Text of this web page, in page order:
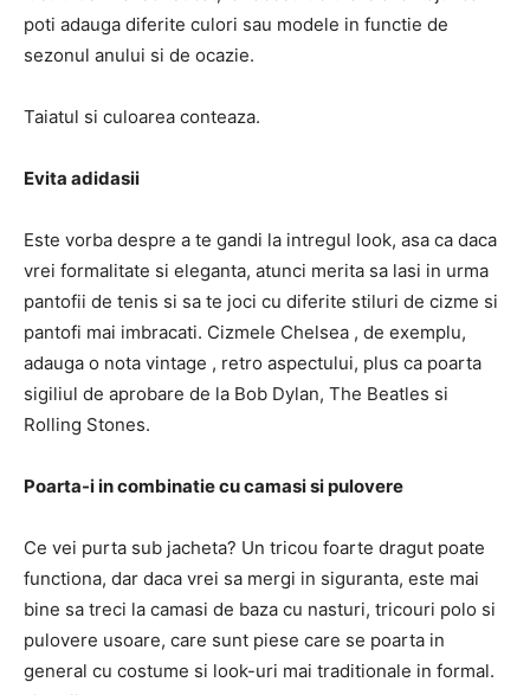
poti adauga diferite culori sau modele in functie de
sezonul anului si de ocazie.
Taiatul si culoarea conteaza.
Evita adidasii
Este vorba despre a te gandi la intregul look, asa ca daca
vrei formalitate si eleganta, atunci merita sa lasi in urma
pantofii de tenis si sa te joci cu diferite stiluri de cizme si
pantofi mai imbracati. Cizmele Chelsea , de exemplu,
adauga o nota vintage , retro aspectului, plus ca poarta
sigiliul de aprobare de la Bob Dylan, The Beatles si
Rolling Stones.
Poarta-i in combinatie cu camasi si pulovere
Ce vei purta sub jacheta? Un tricou foarte dragut poate
functiona, dar daca vrei sa mergi in siguranta, este mai
bine sa treci la camasi de baza cu nasturi, tricouri polo si
pulovere usoare, care sunt piese care se poarta in
general cu costume si look-uri mai traditionale in formal.